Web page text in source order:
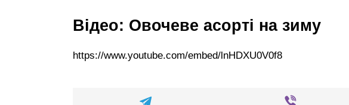
Відео: Овочеве асорті на зиму
https://www.youtube.com/embed/lnHDXU0V0f8